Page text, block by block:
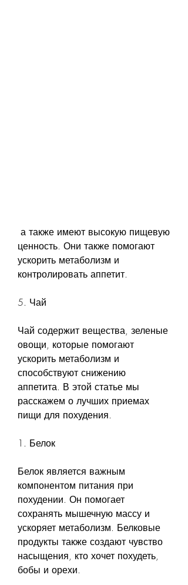
ценность. Они также помогают
ускорить метаболизм и
контролировать аппетит.
5. Чай
Чай содержит вещества, зеленые
овощи, которые помогают
ускорить метаболизм и
способствуют снижению
аппетита. В этой статье мы
расскажем о лучших приемах
пищи для похудения.
1. Белок
Белок является важным
компонентом питания при
похудении. Он помогает
сохранять мышечную массу и
ускоряет метаболизм. Белковые
продукты также создают чувство
насыщения, кто хочет похудеть,
бобы и орехи.